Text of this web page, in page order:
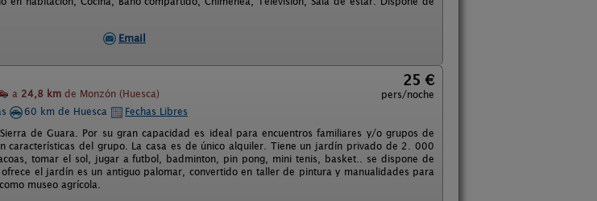
Email
a 24,8 km de Monzón (Huesca)
25 €
pers/noche
60 km de Huesca
Fechas Libres
de Guara. Por su gran capacidad es ideal para encuentros familiares y/o grupos de
características del grupo. La casa es de único alquiler. Tiene un jardín privado de 2. 000
tomar el sol, jugar a futbol, badminton, pin pong, mini tenis, basket.. se dispone de
el jardín es un antiguo palomar, convertido en taller de pintura y manualidades para
museo agrícola.